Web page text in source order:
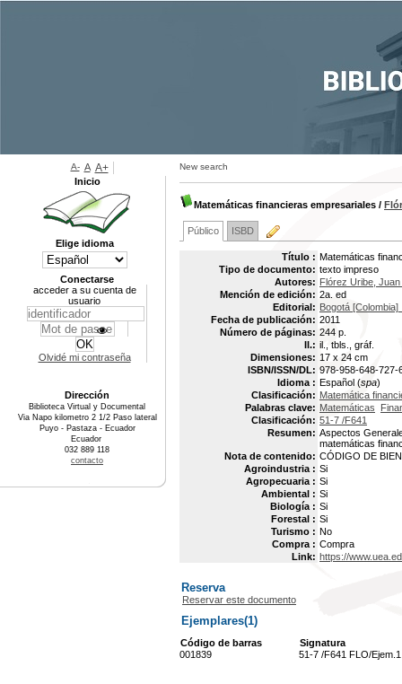
New search
Matemáticas financieras empresariales /
Público ISBD
Título : Matemáticas
Tipo de documento: texto impreso
Autores: Flórez Uribe, Juan
Mención de edición: 2a. ed
Editorial: Bogotá
Fecha de publicación: 2011
Número de páginas: 244 p.
Il.: il., tbls., gráf.
Dimensiones: 17 x 24 cm
ISBN/ISSN/DL: 978-958-648-727-
Idioma : Español (spa)
Clasificación: Matemática
Palabras clave: Matemáticas
Clasificación: 51-7 /F641
Resumen: Aspectos
matemáticas
Nota de contenido: CÓDIGO DE
Agroindustria : Si
Agropecuaria : Si
Ambiental : Si
Biología : Si
Forestal : Si
Turismo : No
Compra : Compra
Link: https://
Reserva
Reservar este documento
Ejemplares(1)
Código de barras
Signatura
001839
51-7 /F641 FLO/Ejem.1
A- A A+
Inicio
Elige idioma
Conectarse
acceder a su cuenta de
usuario
Olvidé mi contraseña
Dirección
Biblioteca Virtual y Documental
Via Napo kilometro 2 1/2 Paso lateral
Puyo - Pastaza - Ecuador
Ecuador
032 889 118
contacto